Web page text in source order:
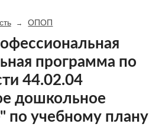
→ ОПОП
программа по
44.02.04
дошкольное
по учебному плану